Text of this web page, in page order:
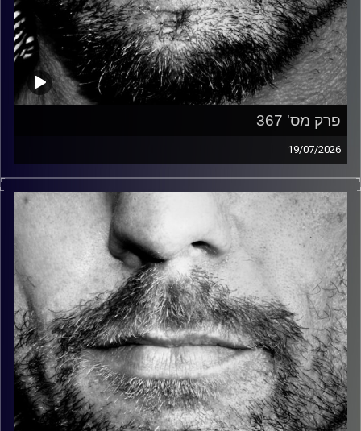
פרק מס' 367
19/07/2026
זיפים, מוזיקה מחוספסת של הופעות חיות. הרבה ג'אם, רוק,
בלוז, bluegrass, ג'אז, Fאנק, פרוגרסיב ואפילו אלקטרוניקה.
כל מה שחי, אמיתי ונושם.
עם שמוליק רגב.
קרדיט תמונות: David Goehring